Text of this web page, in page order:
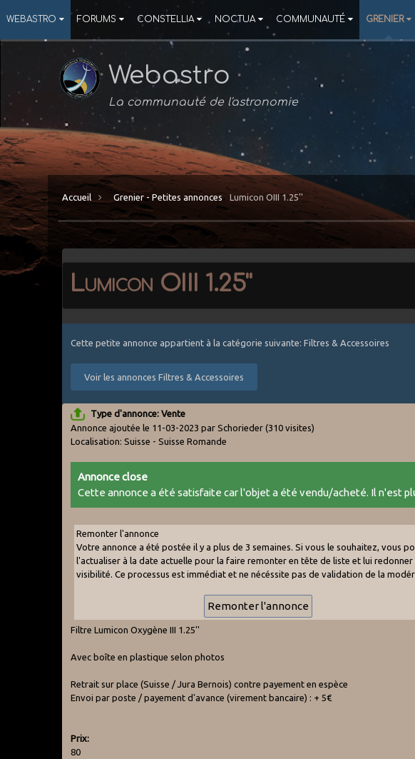
WEBASTRO FORUMS CONSTELLIA NOCTUA COMMUNAUTÉ GRENIER
Webastro
La communauté de l'astronomie
Accueil Grenier - Petites annonces Lumicon OIII 1.25''
Lumicon OIII 1.25''
Cette petite annonce appartient à la catégorie suivante: Filtres & Accessoires
Voir les annonces Filtres & Accessoires
Type d'annonce: Vente
Annonce ajoutée le 11-03-2023 par Schorieder(310 visites)
Localisation: Suisse - Suisse Romande
Annonce close
Cette annonce a été satisfaite car l'objet a été vendu/acheté. Il n'est
Remonter l'annonce
Votre annonce a été postée il y a plus de 3 semaines. Si vous le souhaitez, vous
l'actualiser à la date actuelle pour la faire remonter en tête de liste et lui redonner
visibilité. Ce processus est immédiat et ne nécéssite pas de validation de la
Filtre Lumicon Oxygène III 1.25''
Avec boîte en plastique selon photos
Retrait sur place (Suisse / Jura Bernois) contre payement en espèce
Envoi par poste / payement d'avance (virement bancaire) : + 5€
Prix:
80